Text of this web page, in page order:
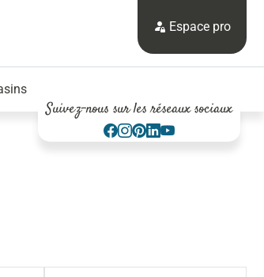
Espace pro
Suivez-nous sur les réseaux sociaux